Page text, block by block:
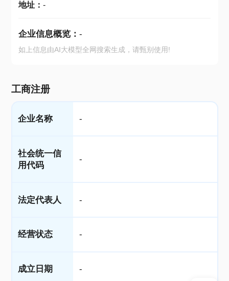
地址： -
企业信息概览： -
如上信息由AI大模型全网搜索生成，请甄别使用!
工商注册
企业名称 -
社会统一信
用代码
-
法定代表人 -
经营状态 -
成立日期 -